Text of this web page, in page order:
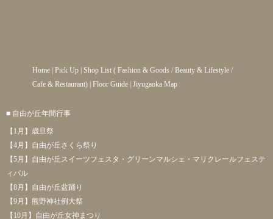
Home| Pick Up| Shop List( Fashion & Goods / Beauty & Lifestyle/
Cafe & Restaurant) | Floor Guide| Jiyugaoka Map
■ 自由が丘年間行事
【1月】歳旦祭
【4月】自由が丘さくら祭り
【5月】自由が丘スイーツフェスタ・グリーンマルシェ・マリクレールフェステ
ィバル
【8月】自由が丘盆踊り
【9月】熊野神社例大祭
【10月】自由が丘女神まつり